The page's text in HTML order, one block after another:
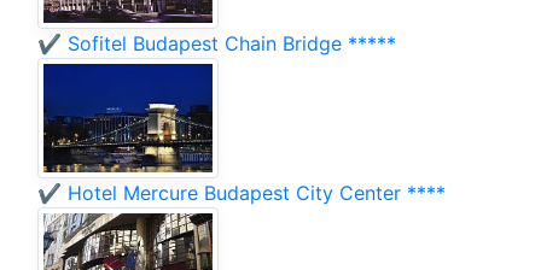
✔️ Sofitel Budapest Chain Bridge *****
✔️ Hotel Mercure Budapest City Center ****